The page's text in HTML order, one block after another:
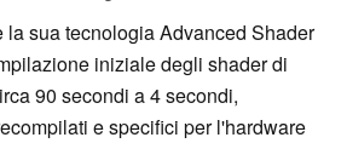
la sua tecnologia Advanced Shader
iniziale degli shader di
90 secondi a 4 secondi,
e specifici per l'hardware